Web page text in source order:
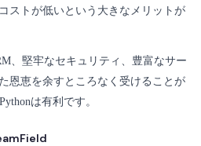
ストが低いという大きなメリットが
、堅牢なセキュリティ、豊富なサー
恩恵を余すところなく受けることが
は有利です。